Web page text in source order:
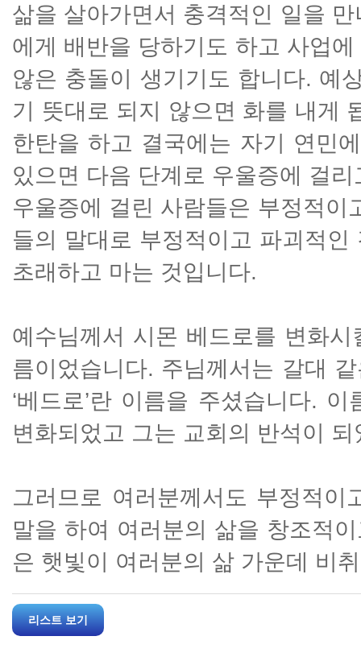
삶을 살아가면서 충격적인 일을
에게 배반을 당하기도 하고 사업
않은 충돌이 생기기도 합니다. 예
기 뜻대로 되지 않으면 화를 내게
한탄을 하고 결국에는 자기 연민
있으면 다음 단계로 우울증에 걸
우울증에 걸린 사람들은 부정적
들의 말대로 부정적이고 파괴적
초래하고 마는 것입니다.
예수님께서 시몬 베드로를 변화
름이었습니다. 주님께서는 갈대
‘베드로’란 이름을 주셨습니다.
변화되었고 그는 교회의 반석이
그러므로 여러분께서도 부정적
말을 하여 여러분의 삶을 창조적
은 햇빛이 여러분의 삶 가운데 비
리스트 보기